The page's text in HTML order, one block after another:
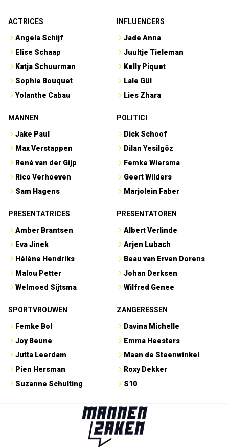
ACTRICES
Angela Schijf
Elise Schaap
Katja Schuurman
Sophie Bouquet
Yolanthe Cabau
INFLUENCERS
Jade Anna
Juultje Tieleman
Kelly Piquet
Lale Gül
Lies Zhara
MANNEN
Jake Paul
Max Verstappen
René van der Gijp
Rico Verhoeven
Sam Hagens
POLITICI
Dick Schoof
Dilan Yesilgöz
Femke Wiersma
Geert Wilders
Marjolein Faber
PRESENTATRICES
Amber Brantsen
Eva Jinek
Hélène Hendriks
Malou Petter
Welmoed Sijtsma
PRESENTATOREN
Albert Verlinde
Arjen Lubach
Beau van Erven Dorens
Johan Derksen
Wilfred Genee
SPORTVROUWEN
Femke Bol
Joy Beune
Jutta Leerdam
Pien Hersman
Suzanne Schulting
ZANGERESSEN
Davina Michelle
Emma Heesters
Maan de Steenwinkel
Roxy Dekker
S10